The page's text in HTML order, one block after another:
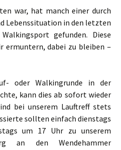
war, hat manch einer durch
Lebenssituation in den letzten
gefunden. Diese
ermuntern, dabei zu bleiben –
oder Walkingrunde in der
kann dies ab sofort wieder
bei unserem Lauftreff stets
sollten einfach dienstags
um 17 Uhr zu unserem
an den Wendehammer